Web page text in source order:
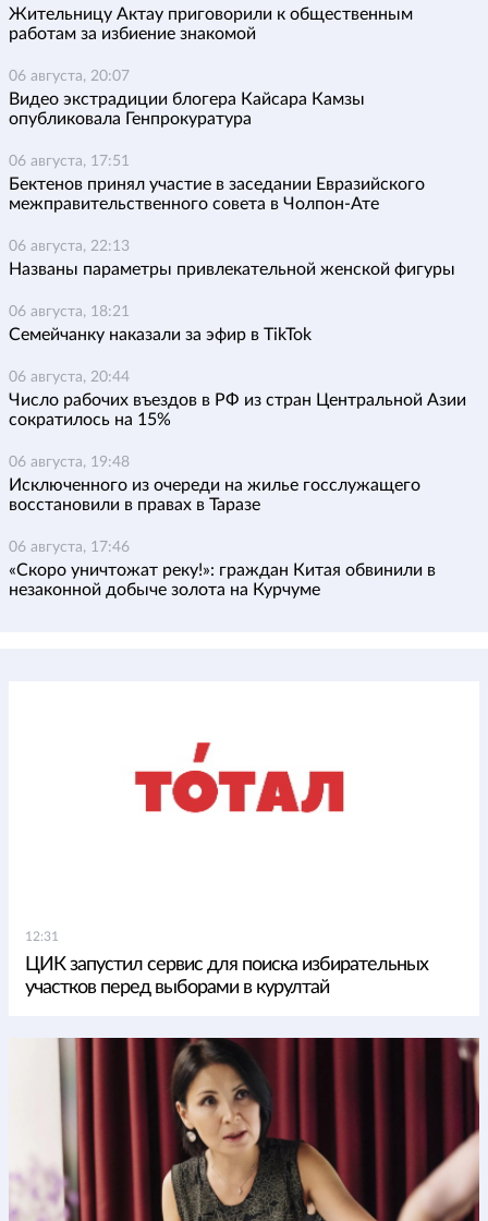
Жительницу Актау приговорили к общественным
работам за избиение знакомой
06 августа, 20:07
Видео экстрадиции блогера Кайсара Камзы
опубликовала Генпрокуратура
06 августа, 17:51
Бектенов принял участие в заседании Евразийского
межправительственного совета в Чолпон-Ате
06 августа, 22:13
Названы параметры привлекательной женской фигуры
06 августа, 18:21
Семейчанку наказали за эфир в TikTok
06 августа, 20:44
Число рабочих въездов в РФ из стран Центральной Азии
сократилось на 15%
06 августа, 19:48
Исключенного из очереди на жилье госслужащего
восстановили в правах в Таразе
06 августа, 17:46
«Скоро уничтожат реку!»: граждан Китая обвинили в
незаконной добыче золота на Курчуме
12:31
ЦИК запустил сервис для поиска избирательных
участков перед выборами в курултай